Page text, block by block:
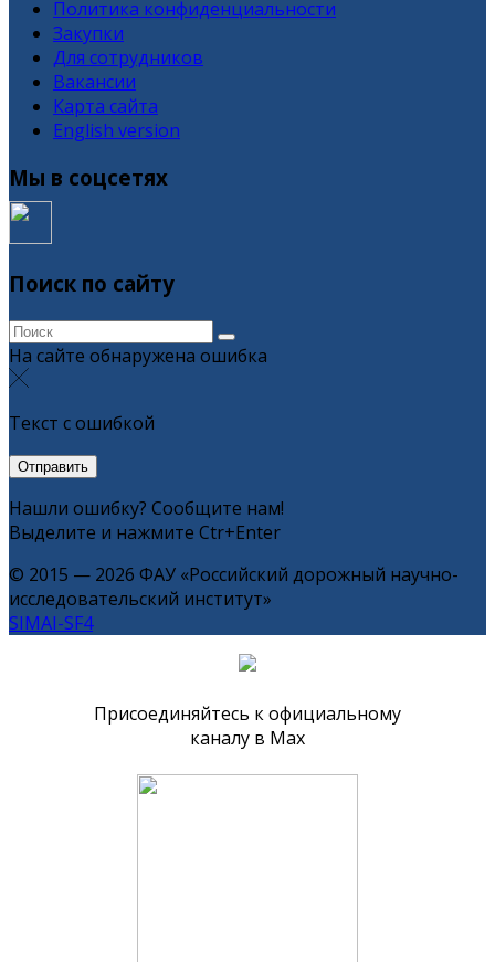
Политика конфиденциальности
Закупки
Для сотрудников
Вакансии
Карта сайта
English version
Мы в соцсетях
Поиск по сайту
На сайте обнаружена ошибка
Текст с ошибкой
Нашли ошибку? Сообщите нам!
Выделите и нажмите Ctr+Enter
© 2015 — 2026 ФАУ «Российский дорожный научно-
исследовательский институт»
SIMAI-SF4
Присоединяйтесь к официальному
каналу в Max